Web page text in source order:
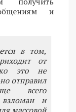
и
в том,
от
это не
отправил
всего
взломан и